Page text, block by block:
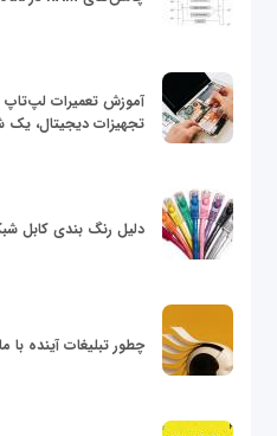
آموزش تعمیرات لپ‌تاپ و
تجهیزات دیجیتال، یک
دلیل رنگ بندی کابل
چطور تبلیغات آینده با